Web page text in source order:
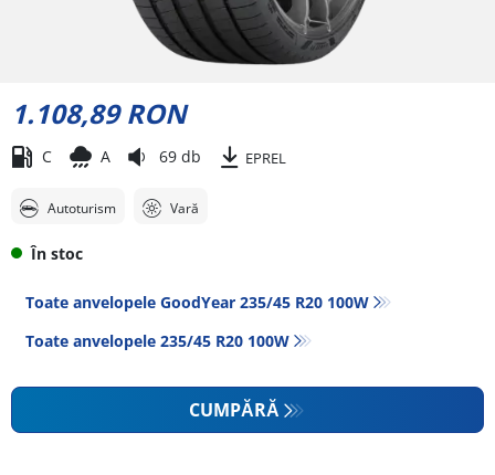
1.108,89 RON
C A 69 db EPREL
Autoturism Vară
În stoc
Toate anvelopele GoodYear 235/45 R20 100W
Toate anvelopele‎ 235/45 R20 100W
CUMPĂRĂ